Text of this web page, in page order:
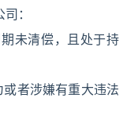
：
未清偿，且处于持
者涉嫌有重大违法